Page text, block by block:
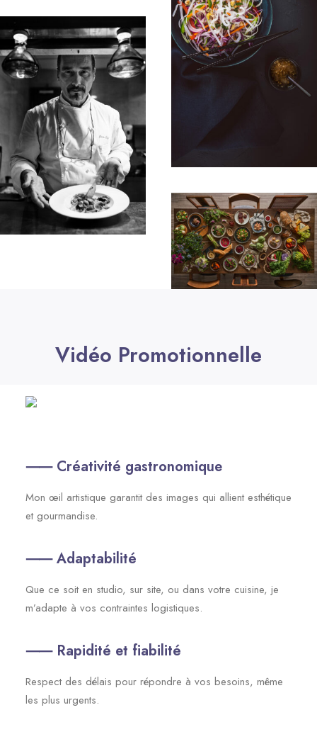
Vidéo Promotionnelle
⸺ Créativité gastronomique
Mon œil artistique garantit des images qui allient esthétique
et gourmandise.
⸺ Adaptabilité
Que ce soit en studio, sur site, ou dans votre cuisine, je
m’adapte à vos contraintes logistiques.
⸺ Rapidité et fiabilité
Respect des délais pour répondre à vos besoins, même
les plus urgents.